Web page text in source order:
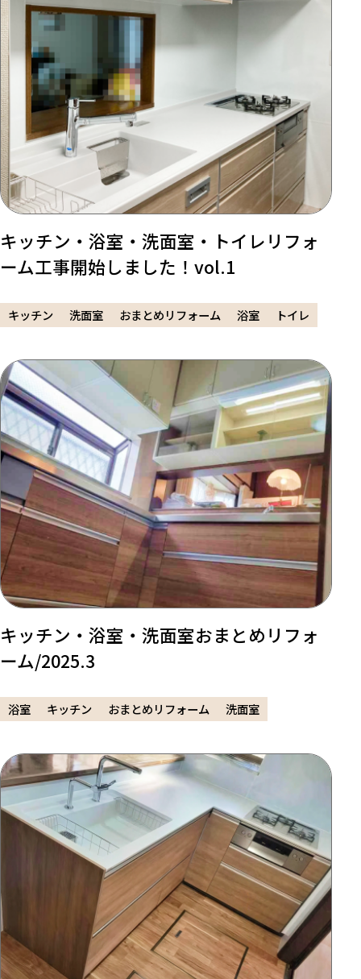
キッチン・浴室・洗面室・トイレリフォ
ーム工事開始しました！vol.1
キッチン 洗面室 おまとめリフォーム 浴室 トイレ
キッチン・浴室・洗面室おまとめリフォ
ーム/2025.3
浴室 キッチン おまとめリフォーム 洗面室